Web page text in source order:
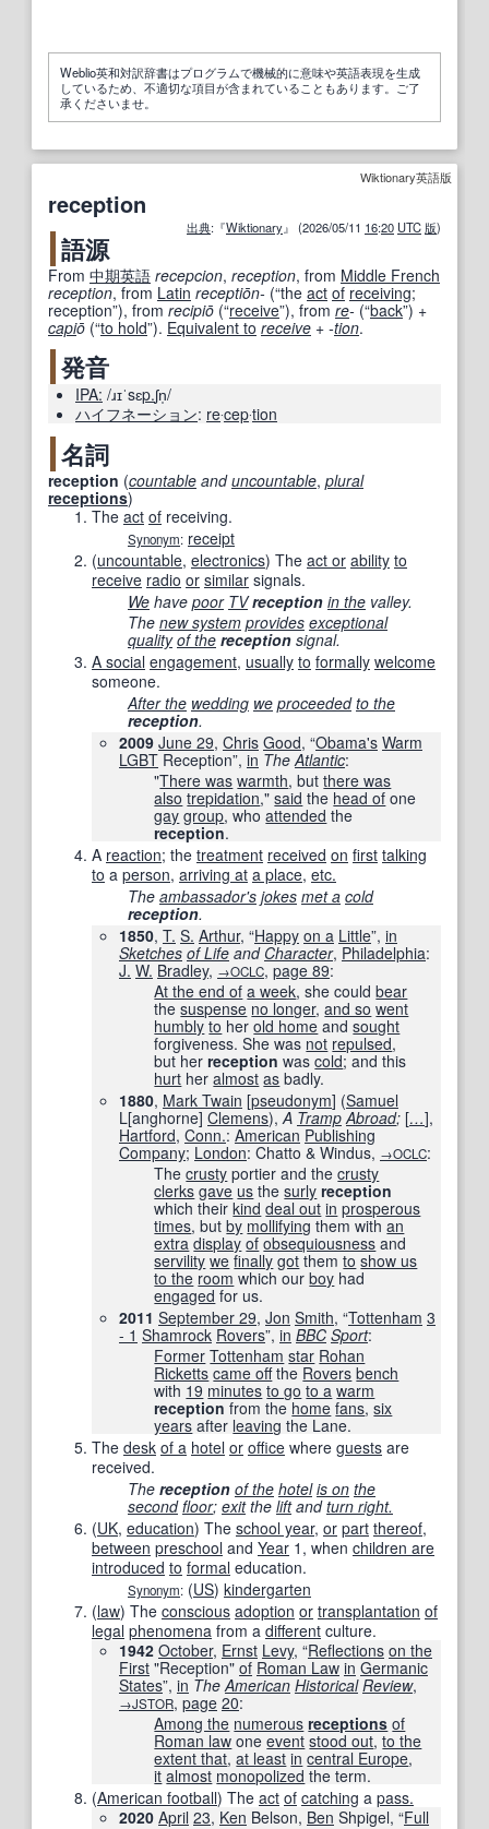
Weblio英和対訳辞書はプログラムで機械的に意味や英語表現を生成
しているため、不適切な項目が含まれていることもあります。ご了
承くださいませ。
Wiktionary英語版
reception
出典:『Wiktionary』 (2026/05/11 16:20 UTC 版)
語源
From 中期英語 recepcion, reception, from Middle French
reception, from Latin receptiōn- (“the act of receiving;
reception”), from recipiō (“receive”), from re- (“back”) +
capiō (“to hold”). Equivalent to receive +‎ -tion.
発音
IPA: /ɹɪˈsɛp.ʃn̩/
ハイフネーション: re‧cep‧tion
名詞
reception (countable anduncountable, plural
receptions)
The act of receiving.
Synonym: receipt
(uncountable, electronics) The act or ability to
receive radio or similar signals.
We have poor TV reception in the valley.
The new system provides exceptional
quality of the reception signal.
A social engagement, usually to formally welcome
someone.
After the wedding we proceeded to the
reception.
2009 June 29, Chris Good, “Obama's Warm
LGBT Reception”, in TheAtlantic‎:
"There was warmth, butthere was
also trepidation,"said the head of one
gay group, whoattended the
reception.
A reaction; the treatment received on first talking
to a person, arriving at a place, etc.
The ambassador's jokes met a cold
reception.
1850, T. S. Arthur, “Happy on a Little”, in
Sketches of Life and Character‎, Philadelphia:
J. W. Bradley, →OCLC, page 89:
At the end of a week, she couldbear
thesuspense no longer,and so went
humbly to herold home andsought
forgiveness. She was not repulsed,
but herreception wascold; and this
hurt heralmost as badly.
1880, Mark Twain [pseudonym] (Samuel
L[anghorne] Clemens),A Tramp Abroad; […],
Hartford, Conn.: American Publishing
Company; London: Chatto & Windus, →OCLC:
Thecrusty portier and thecrusty
clerks gave us thesurly reception
which theirkind deal out in prosperous
times, butby mollifying them withan
extra display of obsequiousness and
servility we finally got themto show us
to the room which ourboy had
engaged for us.
2011 September 29, Jon Smith, “Tottenham 3
- 1 Shamrock Rovers”, in BBC Sport‎:
Former Tottenham star Rohan
Ricketts came offthe Rovers bench
with 19 minutes to go to a warm
reception from the home fans,six
years after leaving the Lane.
The desk of a hotel or office where guests are
received.
The reception of the hotel is on the
second floor; exitthe liftandturn right.
(UK, education) The school year, or part thereof,
between preschool and Year 1, when children are
introduced to formal education.
Synonym: (US) kindergarten
(law) The conscious adoption or transplantation of
legal phenomena from a different culture.
1942 October, Ernst Levy, “Reflections on the
First "Reception" of Roman Law in Germanic
States”, in TheAmerican Historical Review,
→JSTOR, page 20:
Among the numerous receptions of
Roman law oneevent stood out,to the
extent that,at least in central Europe,
it almost monopolized the term.
(American football) The act of catching a pass.
2020 April 23, Ken Belson, Ben Shpigel, “Full